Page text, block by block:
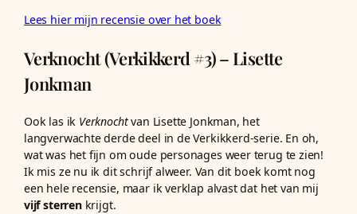
Lees hier mijn recensie over het boek
Verknocht (Verkikkerd #3) – Lisette
Jonkman
Ook las ik Verknochtvan Lisette Jonkman, het
langverwachte derde deel in de Verkikkerd-serie. En oh,
wat was het fijn om oude personages weer terug te zien!
Ik mis ze nu ik dit schrijf alweer. Van dit boek komt nog
een hele recensie, maar ik verklap alvast dat het van mij
vijf sterrenkrijgt.